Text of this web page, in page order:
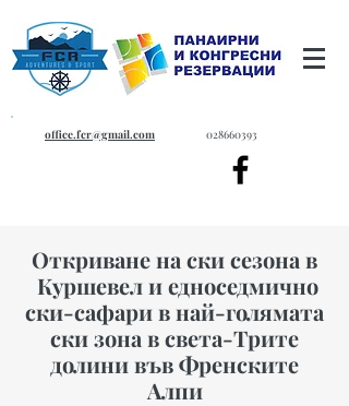
office.fcr@gmail.com 028660393
Откриване на ски сезона в
Куршевел и едноседмично
ски-сафари в най-голямата
ски зона в света-Трите
долини във Френските
Алпи